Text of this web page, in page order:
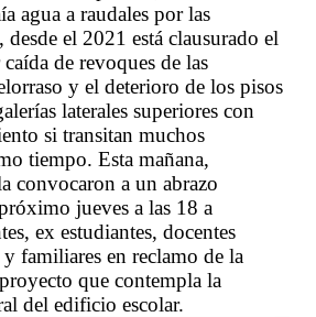
agua a raudales por las
desde el 2021 está clausurado el
de revoques de las
y el deterioro de los pisos
laterales superiores con
si transitan muchos
tiempo. Esta mañana,
convocaron a un abrazo
jueves a las 18 a
ex estudiantes, docentes
familiares en reclamo de la
que contempla la
del edificio escolar.